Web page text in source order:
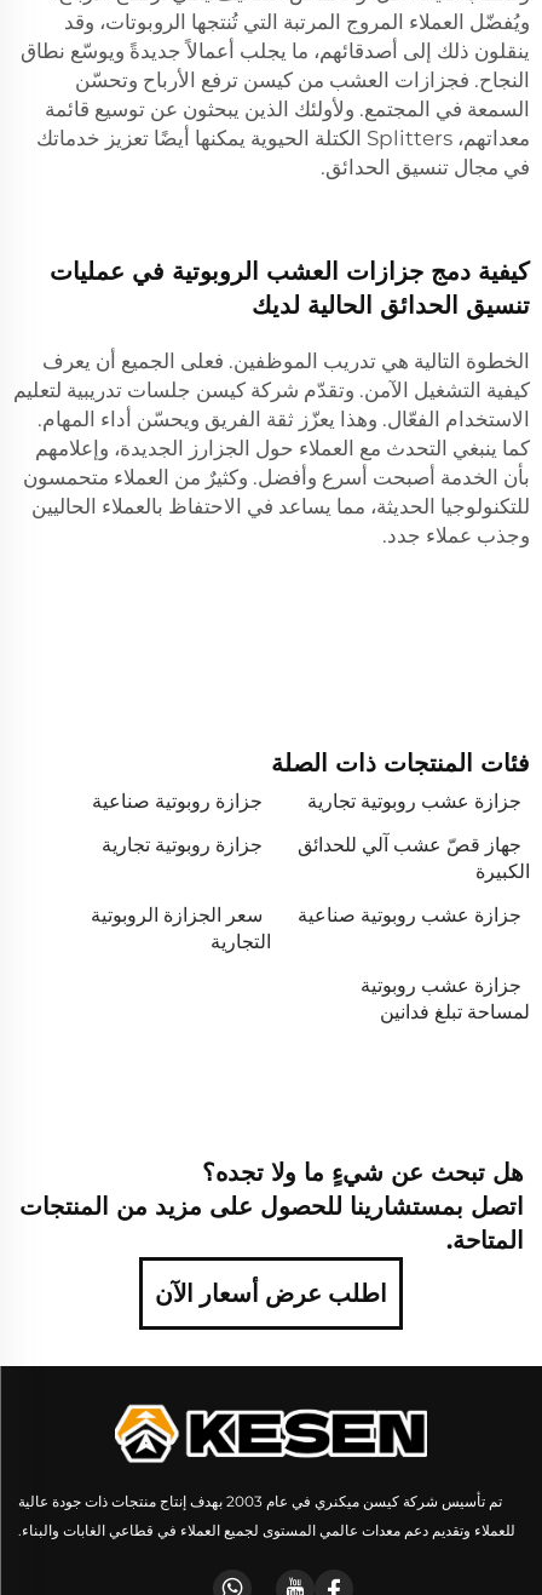
ويُفضّل العملاء المروج المرتبة التي تُنتجها الروبوتات، وقد
ينقلون ذلك إلى أصدقائهم، ما يجلب أعمالاً جديدةً ويوسّع نطاق
النجاح. فجزازات العشب من كيسن ترفع الأرباح وتحسّن
السمعة في المجتمع. ولأولئك الذين يبحثون عن توسيع قائمة
معداتهم، Splitters الكتلة الحيوية
يمكنها أيضًا تعزيز خدماتك
في مجال تنسيق الحدائق.
كيفية دمج جزازات العشب الروبوتية في عمليات
تنسيق الحدائق الحالية لديك
الخطوة التالية هي تدريب الموظفين. فعلى الجميع أن يعرف
كيفية التشغيل الآمن. وتقدّم شركة كيسن جلسات تدريبية لتعليم
الاستخدام الفعّال. وهذا يعزّز ثقة الفريق ويحسّن أداء المهام.
كما ينبغي التحدث مع العملاء حول الجزارز الجديدة، وإعلامهم
بأن الخدمة أصبحت أسرع وأفضل. وكثيرٌ من العملاء متحمسون
للتكنولوجيا الحديثة، مما يساعد في الاحتفاظ بالعملاء الحاليين
وجذب عملاء جدد.
فئات المنتجات ذات الصلة
جزازة عشب روبوتية تجارية
جزازة روبوتية صناعية
جهاز قصّ عشب آلي للحدائق
الكبيرة
جزازة روبوتية تجارية
جزازة عشب روبوتية صناعية
سعر الجزازة الروبوتية
التجارية
جزازة عشب روبوتية
لمساحة تبلغ فدانين
هل تبحث عن شيءٍ ما ولا تجده؟
اتصل بمستشارينا للحصول على مزيد من المنتجات
المتاحة.
اطلب عرض أسعار الآن
تم تأسيس شركة كيسن ميكنري في عام 2003 بهدف إنتاج منتجات ذات جودة عالية
للعملاء وتقديم دعم معدات عالمي المستوى لجميع العملاء في قطاعي الغابات والبناء.